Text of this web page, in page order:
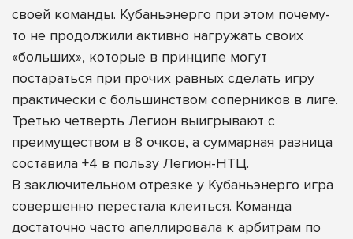
своей команды. Кубаньэнерго при этом почему-
то не продолжили активно нагружать своих
«больших», которые в принципе могут
постараться при прочих равных сделать игру
практически с большинством соперников в лиге.
Третью четверть Легион выигрывают с
преимуществом в 8 очков, а суммарная разница
составила +4 в пользу Легион-НТЦ.
В заключительном отрезке у Кубаньэнерго игра
совершенно перестала клеиться. Команда
достаточно часто апеллировала к арбитрам по